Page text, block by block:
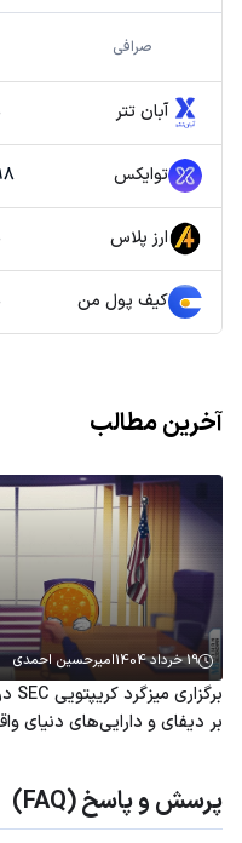
صرافی
آبان تتر
توایکس
ارز پلاس
کیف پول من
آخرین مطالب
19 خرداد 1404 امیرحسین احمدی
بر دیفای و دارایی‌های دنیای
پرسش و پاسخ (FAQ)